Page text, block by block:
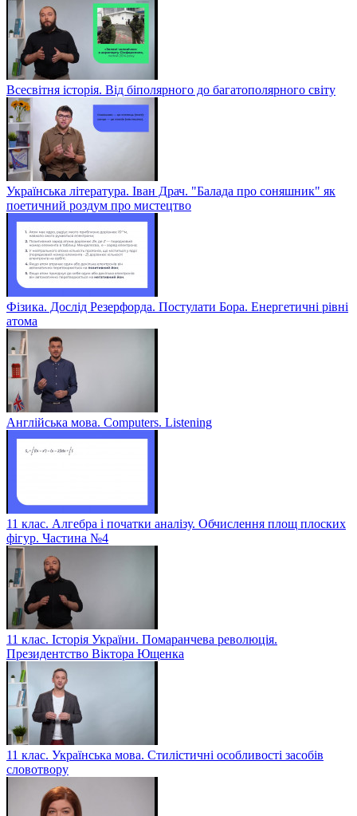
Всесвітня історія. Від біполярного до багатополярного світу
Українська література. Іван Драч. "Балада про соняшник" як
поетичний роздум про мистецтво
Фізика. Дослід Резерфорда. Постулати Бора. Енергетичні рівні
атома
Англійська мова. Computers. Listening
11 клас. Алгебра і початки аналізу. Обчислення площ плоских
фігур. Частина №4
11 клас. Історія України. Помаранчева революція.
Президентство Віктора Ющенка
11 клас. Українська мова. Стилістичні особливості засобів
словотвору